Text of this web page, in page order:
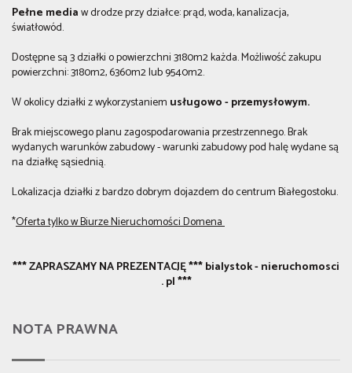
Pełne mediaw drodze przy działce: prąd, woda, kanalizacja,
światłowód.
Dostępne są 3 działki o powierzchni 3180m2 każda. Możliwość zakupu
powierzchni: 3180m2, 6360m2 lub 9540m2.
W okolicy działki z wykorzystaniem usługowo - przemysłowym.
Brak miejscowego planu zagospodarowania przestrzennego. Brak
wydanych warunków zabudowy - warunki zabudowy pod halę wydane są
na działkę sąsiednią.
Lokalizacja działki z bardzo dobrym dojazdem do centrum Białegostoku.
*Oferta tylko w Biurze Nieruchomości Domena
*** ZAPRASZAMY NA PREZENTACJĘ *** bialystok - nieruchomosci
. pl ***
NOTA PRAWNA